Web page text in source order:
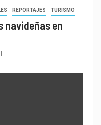
REPORTAJES TURISMO
en